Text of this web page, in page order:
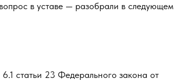
в уставе — разобрали в следующем
статьи 23 Федерального закона от